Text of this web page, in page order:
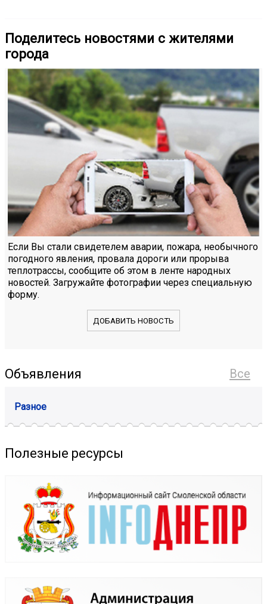
Поделитесь новостями с жителями
города
Если Вы стали свидетелем аварии, пожара, необычного
погодного явления, провала дороги или прорыва
теплотрассы, сообщите об этом в ленте народных
новостей. Загружайте фотографии через специальную
форму.
ДОБАВИТЬ НОВОСТЬ
Все
Объявления
Разное
Полезные ресурсы